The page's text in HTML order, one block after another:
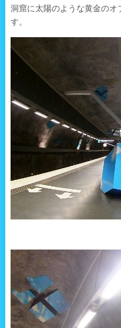
洞窟に太陽のような黄金の
す。